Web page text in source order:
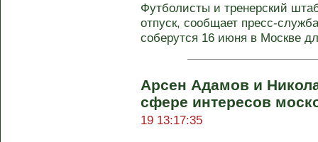
Футболисты и тренерский
отпуск, сообщает пресс-
соберутся 16 июня в Москве
Арсен Адамов и
сфере интересов
19 13:17:35